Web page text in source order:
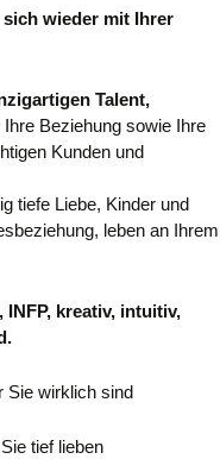
wieder mit Ihrer
Talent,
Beziehung sowie Ihre
Kunden und
tiefe Liebe, Kinder und
leben an Ihrem
INFP, kreativ, intuitiv,
Sie wirklich sind
tief lieben